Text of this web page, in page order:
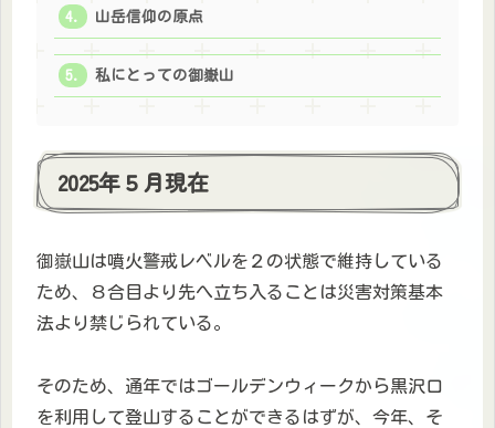
山岳信仰の原点
私にとっての御嶽山
2025年５月現在
御嶽山は噴火警戒レベルを２の状態で維持している
ため、８合目より先へ立ち入ることは災害対策基本
法より禁じられている。
そのため、通年ではゴールデンウィークから黒沢口
を利用して登山することができるはずが、今年、そ